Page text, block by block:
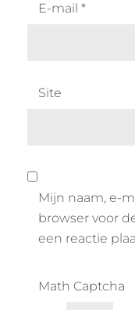
E-mail *
Site
Mijn naam, e-
browser voor
een reactie
Math Captcha